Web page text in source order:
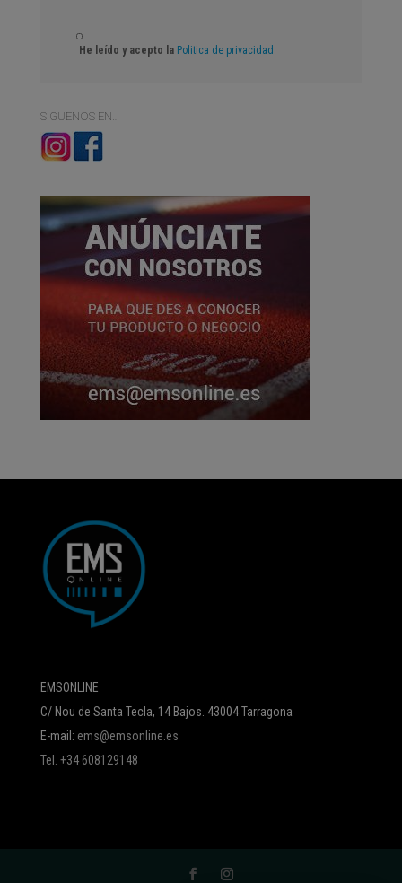
He leído y acepto la Politica de privacidad
SIGUENOS EN…
EMSONLINE
C/ Nou de Santa Tecla, 14 Bajos. 43004 Tarragona
E-mail: ems@emsonline.es
Tel. +34 608129148